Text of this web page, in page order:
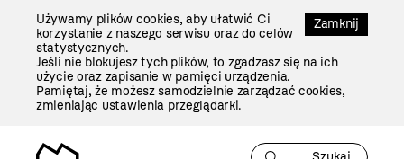
Zamknij
Używamy plików cookies, aby ułatwić Ci
korzystanie z naszego serwisu oraz do celów
statystycznych.
Jeśli nie blokujesz tych plików, to zgadzasz się na ich
użycie oraz zapisanie w pamięci urządzenia.
Pamiętaj, że możesz samodzielnie zarządzać cookies,
zmieniając ustawienia przeglądarki.